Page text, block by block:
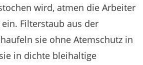
wird, atmen die Arbeiter
Filterstaub aus der
sie ohne Atemschutz in
in dichte bleihaltige